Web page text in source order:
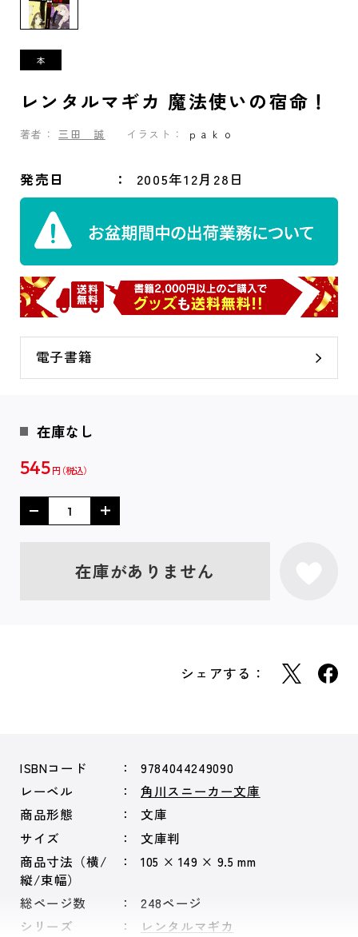
レンタルマギカ 魔法使いの宿命！
著者： 三田 誠 イラスト： ｐａｋｏ
発売日 2005年12月28日
電子書籍
在庫なし
545 円
在庫がありません
シェアする：
ISBNコード
9784044249090
レーベル
角川スニーカー文庫
商品形態
文庫
サイズ
文庫判
商品寸法（横/
縦/束幅）
105 × 149 × 9.5 mm
総ページ数
248ページ
シリーズ
レンタルマギカ